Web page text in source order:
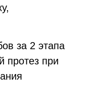
за 2 этапа
протез при